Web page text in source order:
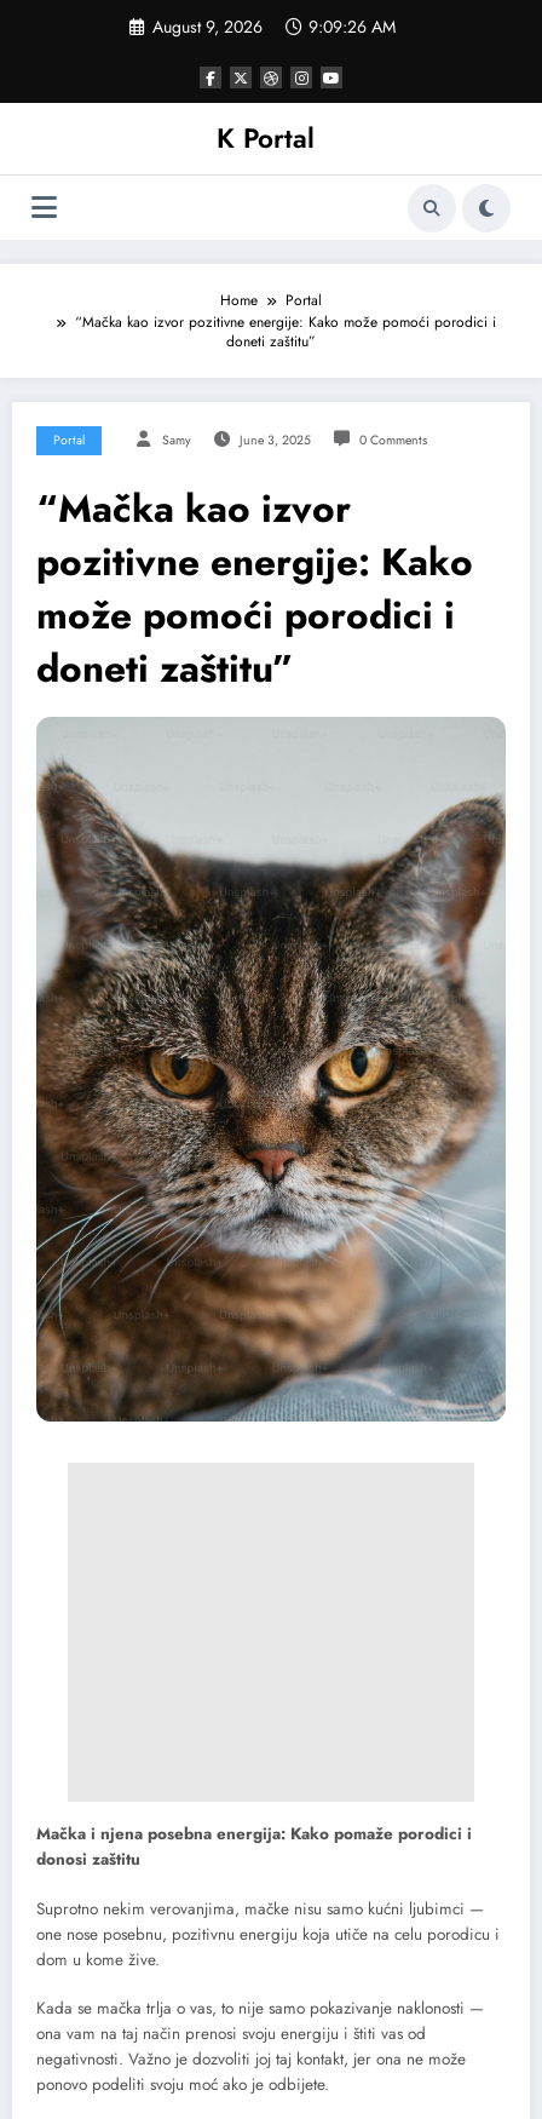
August 9, 2026 9:09:29 AM
K Portal
Home
Portal
“Mačka kao izvor pozitivne energije: Kako može pomoći porodici i
doneti zaštitu”
Portal Samy June 3, 2025 0 Comments
“Mačka kao izvor
pozitivne energije: Kako
može pomoći porodici i
doneti zaštitu”
Mačka i njena posebna energija: Kako pomaže porodici i
donosi zaštitu
Suprotno nekim verovanjima, mačke nisu samo kućni ljubimci —
one nose posebnu, pozitivnu energiju koja utiče na celu porodicu i
dom u kome žive.
Kada se mačka trlja o vas, to nije samo pokazivanje naklonosti —
ona vam na taj način prenosi svoju energiju i štiti vas od
negativnosti. Važno je dozvoliti joj taj kontakt, jer ona ne može
ponovo podeliti svoju moć ako je odbijete.